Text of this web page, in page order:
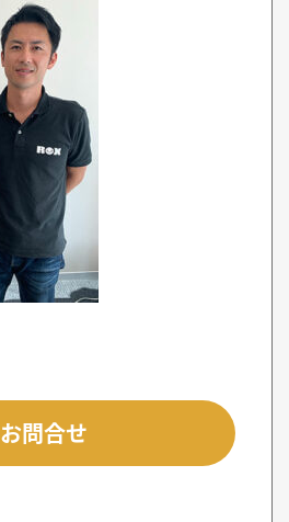
お問合せ